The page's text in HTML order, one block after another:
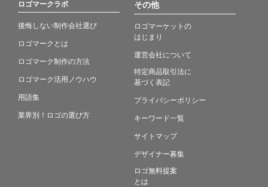
ロゴマークラボ
後悔しない制作会社選び
ロゴマークとは
ロゴマーク制作の方法
ロゴマーク活用ノウハウ
用語集
業界別！ロゴの選び方
その他
ロゴマーケットの
はじまり
運営会社について
特定商品取引法に
基づく表記
プライバシーポリシー
キーワード一覧
サイトマップ
デザイナー募集
ロゴ無料提案
とは